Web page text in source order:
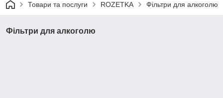
Товари та послуги ROZETKA Фільтри для алкоголю
Фільтри для алкоголю